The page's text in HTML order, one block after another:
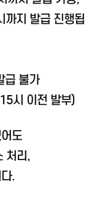
지 발급 진행됩
급 불가
시 이전 발부)
도
처리,
.